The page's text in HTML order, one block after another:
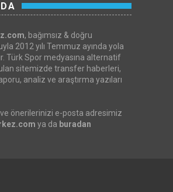
, bağımsız & doğru
2012 yılı Temmuz ayında yola
Türk Spor medyasına alternatif
sitemizde transfer haberleri,
analiz ve araştırma yazıları
önerilerinizi e-posta adresimiz
ya da buradan